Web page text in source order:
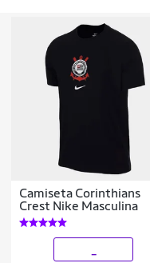
Camiseta Corinthians
Crest Nike Masculina